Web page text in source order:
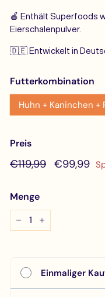
🍎 Enthält Superfoods
Eierschalenpulver.
🇩🇪 Entwickelt in
Futterkombination
Huhn + Kaninchen +
Preis
Normaler
€119,99€119,99
Sonderpreis
€99,99
Menge
+
Einmaliger